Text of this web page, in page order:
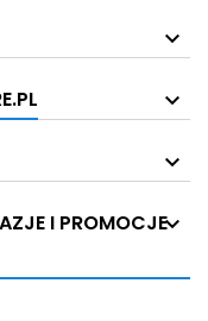
I PROMOCJE